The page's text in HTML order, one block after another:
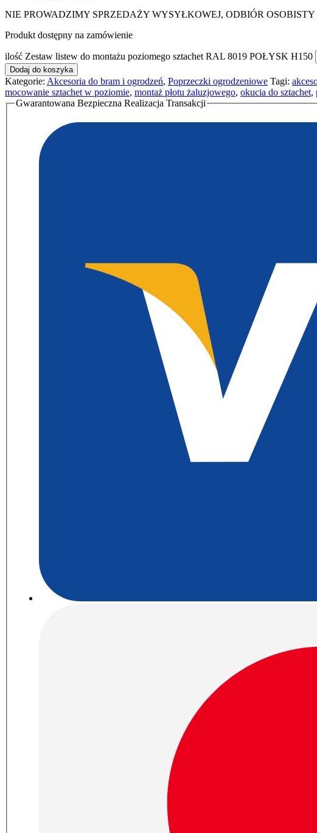
NIE PROWADZIMY SPRZEDAŻY WYSYŁKOWEJ, ODBIÓR OSOBISTY
Produkt dostępny na zamówienie
ilość Zestaw listew do montażu poziomego sztachet RAL 8019 POŁYSK H150
Dodaj do koszyka
Kategorie: Akcesoria do bram i ogrodzeń, Poprzeczki ogrodzeniowe Tagi:
mocowanie sztachet w poziomie, montaż płotu żaluzjowego, okucia do sztachet,
Gwarantowana Bezpieczna Realizacja Transakcji